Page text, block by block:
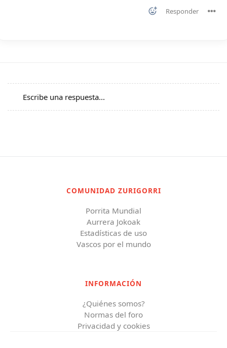
Responder
Escribe una respuesta...
COMUNIDAD ZURIGORRI
Porrita Mundial
Aurrera Jokoak
Estadísticas de uso
Vascos por el mundo
INFORMACIÓN
¿Quiénes somos?
Normas del foro
Privacidad y cookies